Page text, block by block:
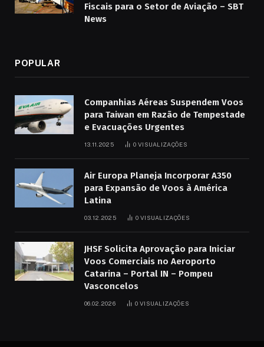
Fiscais para o Setor de Aviação – SBT
News
POPULAR
Companhias Aéreas Suspendem Voos
para Taiwan em Razão de Tempestade
e Evacuações Urgentes
13.11.2025 0 VISUALIZAÇÕES
Air Europa Planeja Incorporar A350
para Expansão de Voos à América
Latina
03.12.2025 0 VISUALIZAÇÕES
JHSF Solicita Aprovação para Iniciar
Voos Comerciais no Aeroporto
Catarina – Portal IN – Pompeu
Vasconcelos
06.02.2026 0 VISUALIZAÇÕES